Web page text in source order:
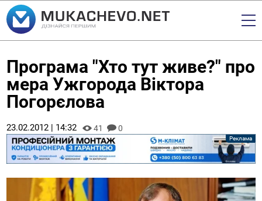
Програма "Хто тут живе?" про
мера Ужгорода Віктора
Погорєлова
23.02.2012 | 14:32 41 0